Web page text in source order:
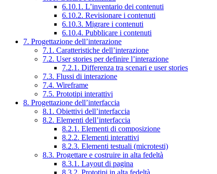
6.10.1. L’inventario dei contenuti
6.10.2. Revisionare i contenuti
6.10.3. Migrare i contenuti
6.10.4. Pubblicare i contenuti
7. Progettazione dell’interazione
7.1. Caratteristiche dell’interazione
7.2. User stories per definire l’interazione
7.2.1. Differenza tra scenari e user stories
7.3. Flussi di interazione
7.4. Wireframe
7.5. Prototipi interattivi
8. Progettazione dell’interfaccia
8.1. Obiettivi dell’interfaccia
8.2. Elementi dell’interfaccia
8.2.1. Elementi di composizione
8.2.2. Elementi interattivi
8.2.3. Elementi testuali (microtesti)
8.3. Progettare e costruire in alta fedeltà
8.3.1. Layout di pagina
8.3.2. Prototipi in alta fedeltà